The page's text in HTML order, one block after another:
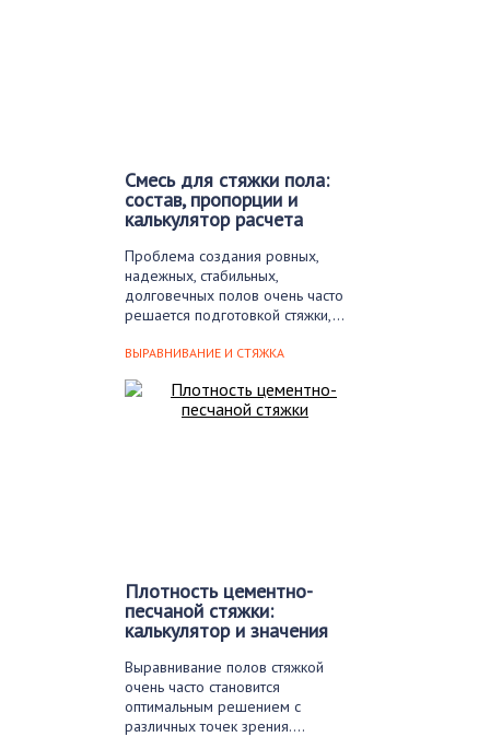
Смесь для стяжки пола:
состав, пропорции и
калькулятор расчета
Проблема создания ровных,
надежных, стабильных,
долговечных полов очень часто
решается подготовкой стяжки,…
ВЫРАВНИВАНИЕ И СТЯЖКА
Плотность цементно-
песчаной стяжки:
калькулятор и значения
Выравнивание полов стяжкой
очень часто становится
оптимальным решением с
различных точек зрения….